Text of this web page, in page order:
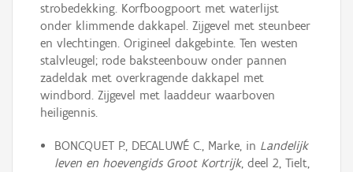
strobedekking. Korfboogpoort met waterlijst
onder klimmende dakkapel. Zijgevel met steunbeer
en vlechtingen. Origineel dakgebinte. Ten westen
stalvleugel; rode baksteenbouw onder pannen
zadeldak met overkragende dakkapel met
windbord. Zijgevel met laaddeur waarboven
heiligennis.
BONCQUET P., DECALUWÉ C., Marke, in Landelijk
leven en hoevengids Groot Kortrijk, deel 2, Tielt,